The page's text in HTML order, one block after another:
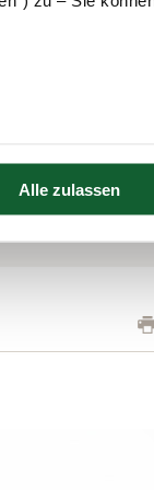
Alle zulassen
Einzahlungen.